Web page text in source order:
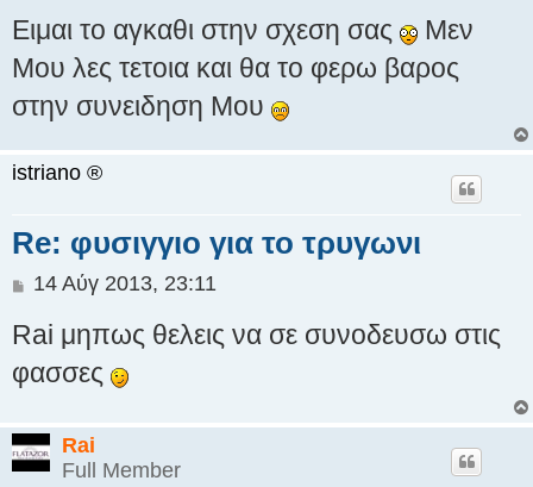
Ειμαι το αγκαθι στην σχεση σας
Μεν
Μου λες τετοια και θα το φερω βαρος
στην συνειδηση Μου
istriano ®
Re: φυσιγγιο για το τρυγωνι
Δ
μ
σ
ε
υ
14 Αύγ 2013, 23:11
Rai μηπως θελεις να σε συνοδευσω στις
φασσες
Rai
Full Member